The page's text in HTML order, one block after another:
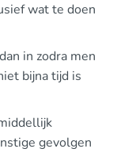
wat te doen
in zodra men
bijna tijd is
gevolgen